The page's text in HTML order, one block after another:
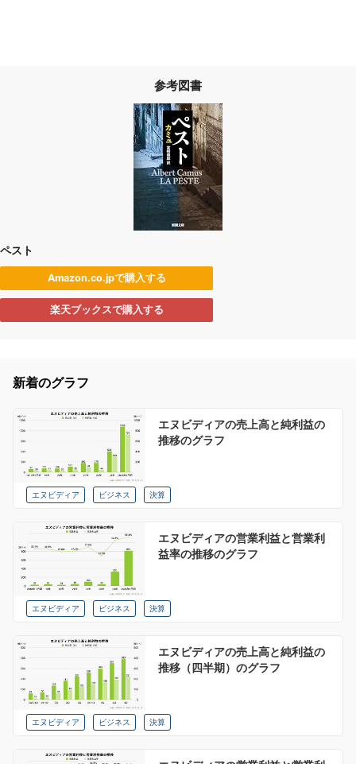
参考図書
ペスト
Amazon.co.jpで購入する
楽天ブックスで購入する
新着のグラフ
エヌビディアの売上高と純利益の
推移のグラフ
エヌビディア ビジネス 決算
エヌビディアの営業利益と営業利
益率の推移のグラフ
エヌビディア ビジネス 決算
エヌビディアの売上高と純利益の
推移（四半期）のグラフ
エヌビディア ビジネス 決算